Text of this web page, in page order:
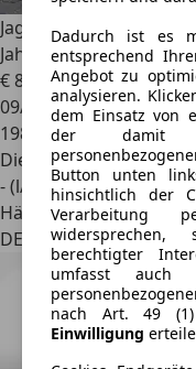
Dadurch ist es
entsprechend
Angebot zu
analysieren.
dem Einsatz von
der damit
Button unten
hinsichtlich der
Verarbeitung
berechtigter
umfasst auch
nach Art. 49 (1)
Einwilligung
Jaguar S-Type 2.7 V6
Jahre in
€ 8.880
09/2007
198.000 km
Diesel
- (l/100 km)
Händler
DE 55129